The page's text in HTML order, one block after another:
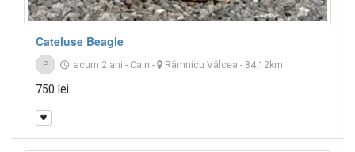
Cateluse Beagle
P acum 2 ani - Caini- Râmnicu Vâlcea - 84.12km
750 lei